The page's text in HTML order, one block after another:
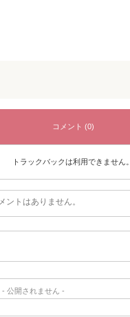
コメント (0)
トラックバックは利用できません。
ントはありません。
- 公開されません -